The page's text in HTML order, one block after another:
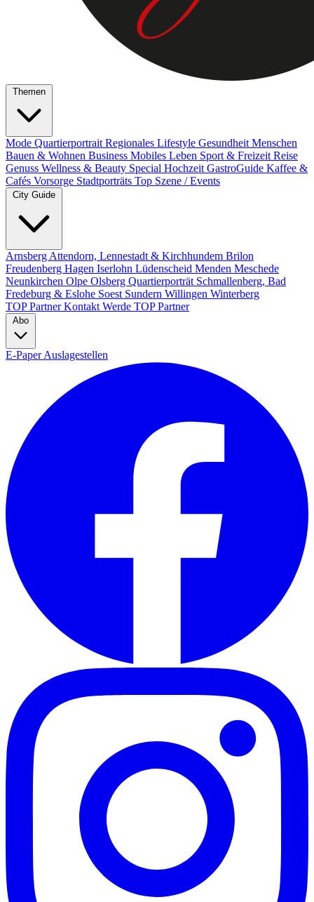
Themen
Mode Quartierportrait Regionales Lifestyle Gesundheit Menschen
Bauen & Wohnen Business Mobiles Leben Sport & Freizeit Reise
Genuss Wellness & Beauty Special Hochzeit GastroGuide Kaffee &
Cafés Vorsorge Stadtporträts Top Szene / Events
City Guide
Arnsberg Attendorn, Lennestadt & Kirchhundem Brilon
Freudenberg Hagen Iserlohn Lüdenscheid Menden Meschede
Neunkirchen Olpe Olsberg Quartierporträt Schmallenberg, Bad
Fredeburg & Eslohe Soest Sundern Willingen Winterberg
TOP PartnerKontakt Werde TOP Partner
Abo
E-PaperAuslagestellen